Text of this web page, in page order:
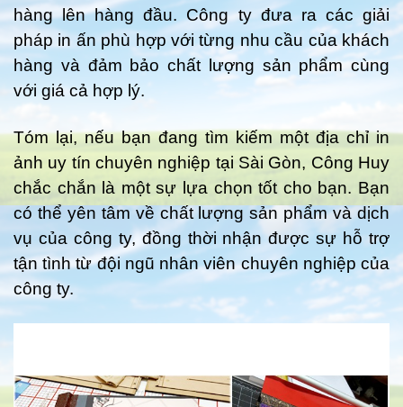
hàng lên hàng đầu. Công ty đưa ra các giải
pháp in ấn phù hợp với từng nhu cầu của khách
hàng và đảm bảo chất lượng sản phẩm cùng
với giá cả hợp lý.
Tóm lại, nếu bạn đang tìm kiếm một địa chỉ in
ảnh uy tín chuyên nghiệp tại Sài Gòn, Công Huy
chắc chắn là một sự lựa chọn tốt cho bạn. Bạn
có thể yên tâm về chất lượng sản phẩm và dịch
vụ của công ty, đồng thời nhận được sự hỗ trợ
tận tình từ đội ngũ nhân viên chuyên nghiệp của
công ty.